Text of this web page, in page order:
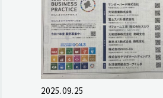
2025.09.25